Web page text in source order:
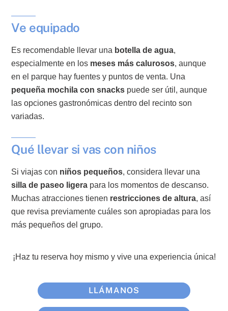
Ve equipado
Es recomendable llevar una botella de agua,
especialmente en los meses más calurosos, aunque
en el parque hay fuentes y puntos de venta. Una
pequeña mochila con snacks puede ser útil, aunque
las opciones gastronómicas dentro del recinto son
variadas.
Qué llevar si vas con niños
Si viajas con niños pequeños, considera llevar una
silla de paseo ligera para los momentos de descanso.
Muchas atracciones tienen restricciones de altura, así
que revisa previamente cuáles son apropiadas para los
más pequeños del grupo.
¡Haz tu reserva hoy mismo y vive una experiencia única!
LLÁMANOS